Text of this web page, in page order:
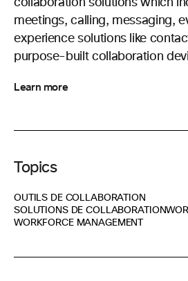
collaboration solutions which
meetings, calling, messaging,
experience solutions like
purpose-built collaboration
Learn more
Topics
OUTILS DE COLLABORATION
SOLUTIONS DE COLLABORATION
WORKFORCE MANAGEMENT